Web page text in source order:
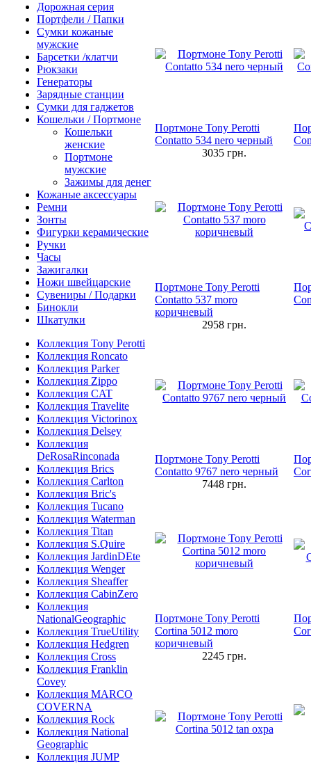
Дорожная серия
Портфели / Папки
Сумки кожаные
мужские
Барсетки /клатчи
Рюкзаки
Генераторы
Зарядные станции
Сумки для гаджетов
Кошельки / Портмоне
Кошельки
женские
Портмоне
мужские
Зажимы для денег
Кожаные аксессуары
Ремни
Зонты
Фигурки керамические
Ручки
Часы
Зажигалки
Ножи швейцарские
Сувениры / Подарки
Бинокли
Шкатулки
Коллекция Tony Perotti
Коллекция Roncato
Коллекция Parker
Коллекция Zippo
Коллекция CAT
Коллекция Travelite
Коллекция Victorinox
Коллекция Delsey
Коллекция
DeRosaRinconada
Коллекция Brics
Коллекция Carlton
Коллекция Bric's
Коллекция Tucano
Коллекция Waterman
Коллекция Titan
Коллекция S.Quire
Коллекция JardinDEte
Коллекция Wenger
Коллекция Sheaffer
Коллекция CabinZero
Коллекция
NationalGeographic
Коллекция TrueUtility
Коллекция Hedgren
Коллекция Cross
Коллекция Franklin
Covey
Коллекция MARCO
COVERNA
Коллекция Rock
Коллекция National
Geographic
Коллекция JUMP
Портмоне Tony Perotti
Contatto 534 nero черный
3035 грн.
Портмоне Tony Perotti
Contatto 537 moro
коричневый
2958 грн.
Портмоне Tony Perotti
Contatto 9767 nero черный
7448 грн.
Портмоне Tony Perotti
Cortina 5012 moro
коричневый
2245 грн.